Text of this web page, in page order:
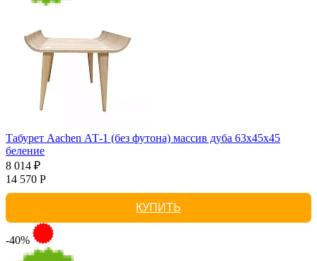
Табурет Aachen АТ-1 (без футона) массив дуба 63х45х45
беление
8 014 ₽
14 570 Р
КУПИТЬ
-40%